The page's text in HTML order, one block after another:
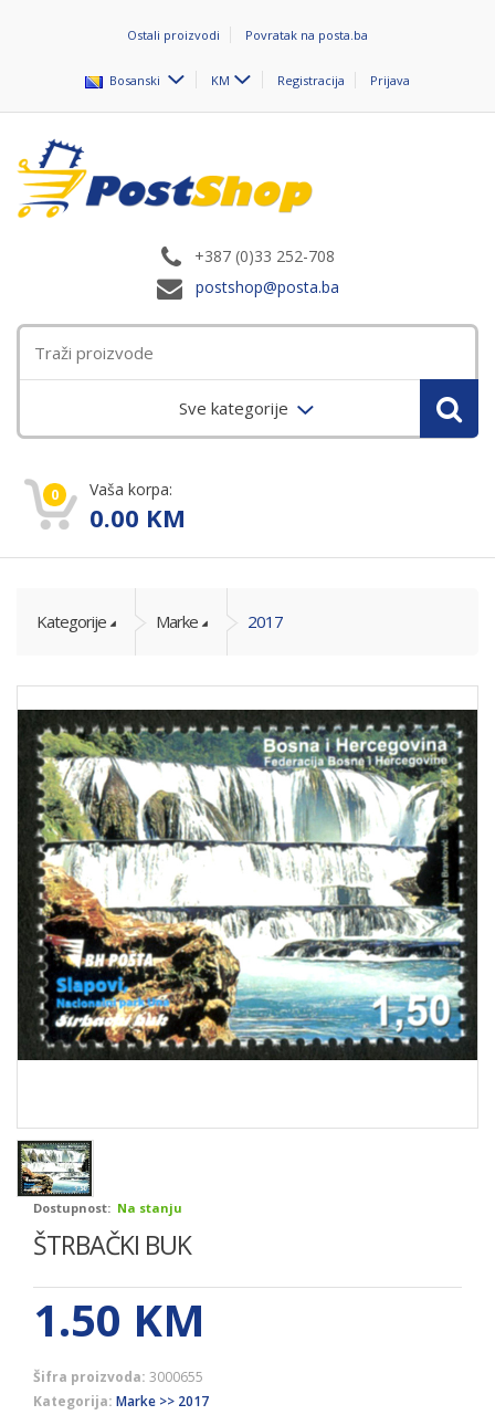
Ostali proizvodi Povratak na posta.ba
Bosanski KM Registracija Prijava
+387 (0)33 252-708
postshop@posta.ba
Sve kategorije
0 Vaša korpa:
0.00 KM
Kategorije Marke 2017
Dostupnost: Na stanju
ŠTRBAČKI BUK
1.50 KM
Šifra proizvoda: 3000655
Kategorija: Marke >> 2017